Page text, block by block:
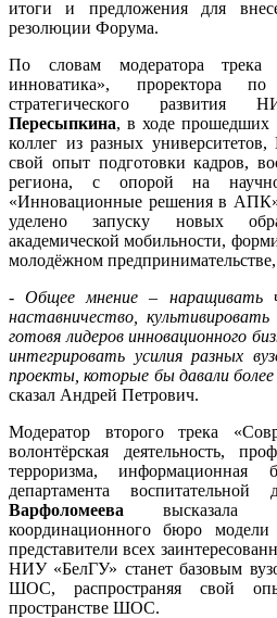
итоги и предложения для
резолюции Форума.
По словам модератора трека
инноватика», проректора
стратегического
Пересыпкина, в ходе прошедших
коллег из разных
свой опыт подготовки кадров,
региона, с опорой на научно-
«Инновационные решения в
уделено запуску новых
академической мобильности,
молодёжном
-Общее мнение – наращивать
наставничество,
готовя лидеров инновационного
интегрировать усилия разных
проекты, которые бы давали
сказал Андрей Петрович.
Модератор второго трека
волонтёрская деятельность,
терроризма, информационная
департамента воспитательной
Варфоломеева высказала
координационного бюро
представители всех
НИУ «БелГУ» станет базовым
ШОС, распространяя свой
пространстве ШОС.